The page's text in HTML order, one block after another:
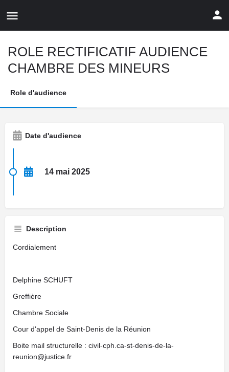
ROLE RECTIFICATIF AUDIENCE
CHAMBRE DES MINEURS
Role d'audience
Date d'audience
14 mai 2025
Description
Cordialement
Delphine SCHUFT
Greffière
Chambre Sociale
Cour d'appel de Saint-Denis de la Réunion
Boite mail structurelle : civil-cph.ca-st-denis-de-la-
reunion@justice.fr